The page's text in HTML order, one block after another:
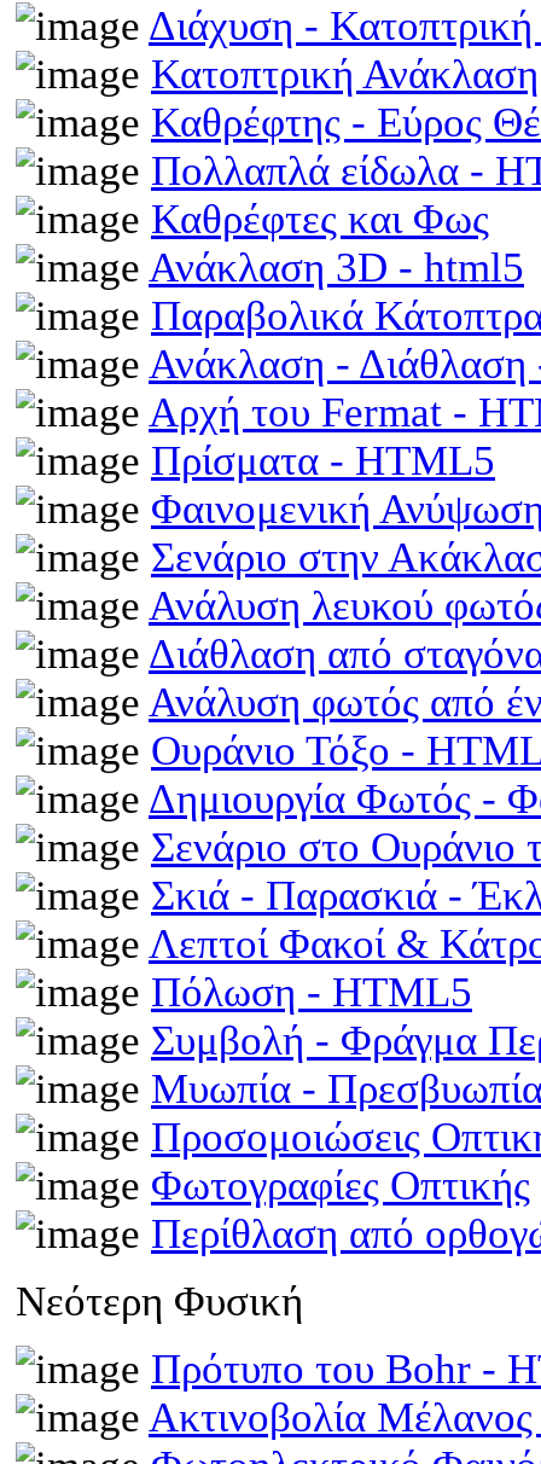
Διάχυση -
Κατοπτρική
Καθρέφτης - Εύρος
Πολλαπλά είδωλα -
Καθρέφτες και Φως
Ανάκλαση 3D - html5
Παραβολικά
Ανάκλαση -
Αρχή του Fermat -
Πρίσματα - HTML5
Φαινομενική
Σενάριο στην
Ανάλυση λευκού
Διάθλαση από
Ανάλυση φωτός από
Ουράνιο Τόξο -
Δημιουργία Φωτός -
Σενάριο στο Ουράνιο
Σκιά - Παρασκιά -
Λεπτοί Φακοί &
Πόλωση - HTML5
Συμβολή - Φράγμα
Μυωπία -
Προσομοιώσεις
Φωτογραφίες Οπτικής
Περίθλαση από
Νεότερη Φυσική
Πρότυπο του Bohr -
Ακτινοβολία